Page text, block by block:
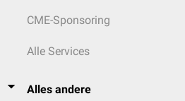
CME-Sponsoring
Alle Services
Alles andere